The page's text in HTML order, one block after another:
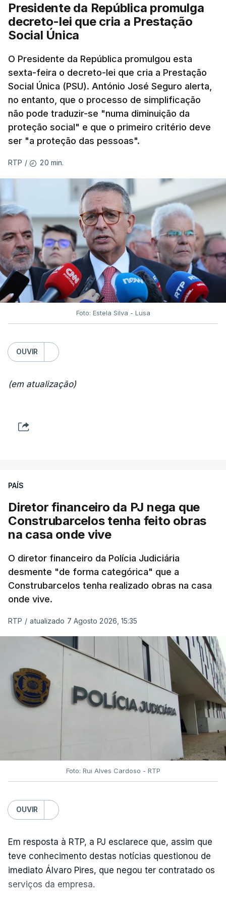
Presidente da República promulga
decreto-lei que cria a Prestação
Social Única
O Presidente da República promulgou esta
sexta-feira o decreto-lei que cria a Prestação
Social Única (PSU). António José Seguro alerta,
no entanto, que o processo de simplificação
não pode traduzir-se "numa diminuição da
proteção social" e que o primeiro critério deve
ser "a proteção das pessoas".
RTP / 20 min.
Foto: Estela Silva - Lusa
OUVIR
(em atualização)
PAÍS
Diretor financeiro da PJ nega que
Construbarcelos tenha feito obras
na casa onde vive
O diretor financeiro da Polícia Judiciária
desmente "de forma categórica" que a
Construbarcelos tenha realizado obras na casa
onde vive.
RTP / atualizado 7 Agosto 2026, 15:35
Foto: Rui Alves Cardoso - RTP
OUVIR
Em resposta à RTP, a PJ esclarece que, assim que
teve conhecimento destas notícias questionou de
imediato Álvaro Pires, que negou ter contratado os
serviços da empresa.